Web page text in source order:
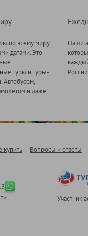
по всему миру
датами. Это
туры и туры-
Автобусом,
и даже
Наши
купить Вопросы и ответы
Участник